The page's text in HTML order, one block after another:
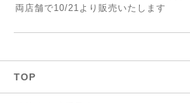
両店舗で10/21より販売いたします
TOP